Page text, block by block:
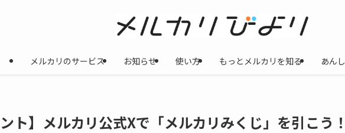
メルカリのサービス お知らせ 使い方 もっとメルカリを知る あん
ト】メルカリ公式Xで「メルカリみくじ」を引こ